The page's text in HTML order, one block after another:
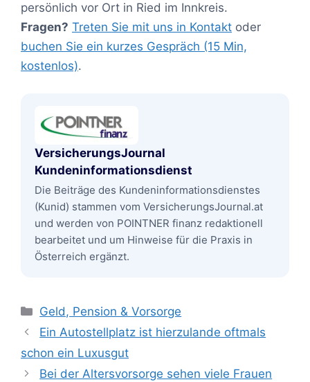
persönlich vor Ort in Ried im Innkreis.
Fragen? Treten Sie mit uns in Kontakt oder
buchen Sie ein kurzes Gespräch (15 Min,
kostenlos).
VersicherungsJournal
Kundeninformationsdienst
Die Beiträge des Kundeninformationsdienstes
(Kunid) stammen vom VersicherungsJournal.at
und werden von POINTNER finanz redaktionell
bearbeitet und um Hinweise für die Praxis in
Österreich ergänzt.
Kategorien
Geld, Pension & Vorsorge
Ein Autostellplatz ist hierzulande oftmals
schon ein Luxusgut
Bei der Altersvorsorge sehen viele Frauen